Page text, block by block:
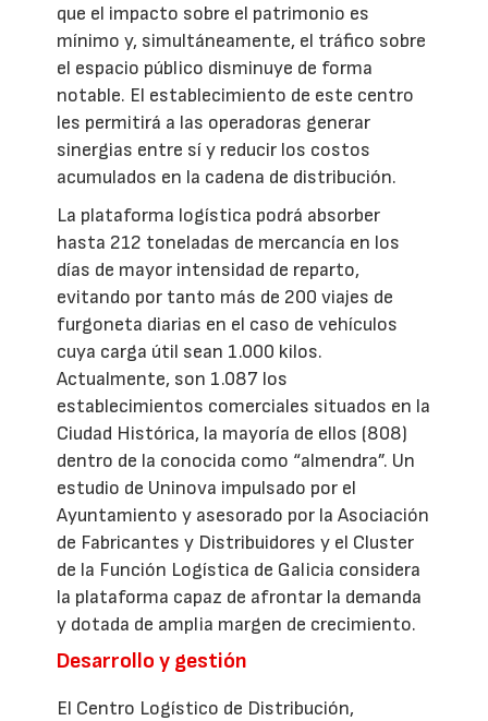
que el impacto sobre el patrimonio es
mínimo y, simultáneamente, el tráfico sobre
el espacio público disminuye de forma
notable. El establecimiento de este centro
les permitirá a las operadoras generar
sinergias entre sí y reducir los costos
acumulados en la cadena de distribución.
La plataforma logística podrá absorber
hasta 212 toneladas de mercancía en los
días de mayor intensidad de reparto,
evitando por tanto más de 200 viajes de
furgoneta diarias en el caso de vehículos
cuya carga útil sean 1.000 kilos.
Actualmente, son 1.087 los
establecimientos comerciales situados en la
Ciudad Histórica, la mayoría de ellos (808)
dentro de la conocida como “almendra”. Un
estudio de Uninova impulsado por el
Ayuntamiento y asesorado por la Asociación
de Fabricantes y Distribuidores y el Cluster
de la Función Logística de Galicia considera
la plataforma capaz de afrontar la demanda
y dotada de amplia margen de crecimiento.
Desarrollo y gestión
El Centro Logístico de Distribución,